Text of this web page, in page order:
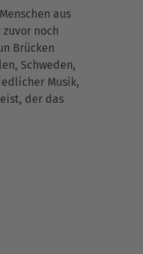
aus
noch
Brücken
Schweden,
Musik,
der das